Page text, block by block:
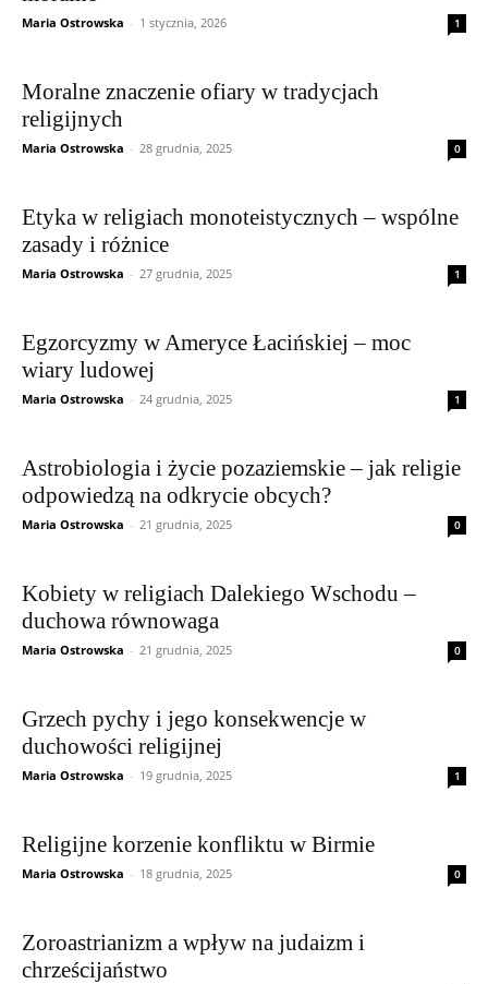
Maria Ostrowska - 1 stycznia, 2026 1
Moralne znaczenie ofiary w tradycjach
religijnych
Maria Ostrowska - 28 grudnia, 2025 0
Etyka w religiach monoteistycznych – wspólne
zasady i różnice
Maria Ostrowska - 27 grudnia, 2025 1
Egzorcyzmy w Ameryce Łacińskiej – moc
wiary ludowej
Maria Ostrowska - 24 grudnia, 2025 1
Astrobiologia i życie pozaziemskie – jak religie
odpowiedzą na odkrycie obcych?
Maria Ostrowska - 21 grudnia, 2025 0
Kobiety w religiach Dalekiego Wschodu –
duchowa równowaga
Maria Ostrowska - 21 grudnia, 2025 0
Grzech pychy i jego konsekwencje w
duchowości religijnej
Maria Ostrowska - 19 grudnia, 2025 1
Religijne korzenie konfliktu w Birmie
Maria Ostrowska - 18 grudnia, 2025 0
Zoroastrianizm a wpływ na judaizm i
chrześcijaństwo